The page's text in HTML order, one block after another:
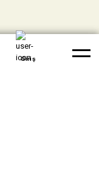
Whatsapp Yardım
Giriş